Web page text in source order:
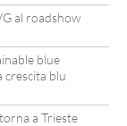
al roadshow
blue
crescita blu
a Trieste